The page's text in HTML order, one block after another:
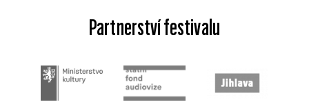
Partnerství festivalu